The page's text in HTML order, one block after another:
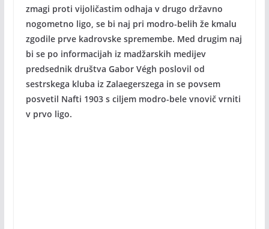
zmagi proti vijoličastim odhaja v drugo državno
nogometno ligo, se bi naj pri modro-belih že kmalu
zgodile prve kadrovske spremembe. Med drugim naj
bi se po informacijah iz madžarskih medijev
predsednik društva Gabor Végh poslovil od
sestrskega kluba iz Zalaegerszega in se povsem
posvetil Nafti 1903 s ciljem modro-bele vnovič vrniti
v prvo ligo.